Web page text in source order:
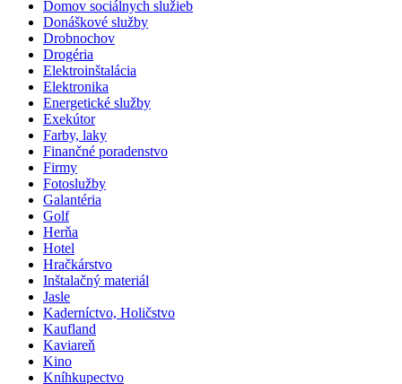
Domov sociálnych služieb
Donáškové služby
Drobnochov
Drogéria
Elektroinštalácia
Elektronika
Energetické služby
Exekútor
Farby, laky
Finančné poradenstvo
Firmy
Fotoslužby
Galantéria
Golf
Herňa
Hotel
Hračkárstvo
Inštalačný materiál
Jasle
Kaderníctvo, Holičstvo
Kaufland
Kaviareň
Kino
Kníhkupectvo